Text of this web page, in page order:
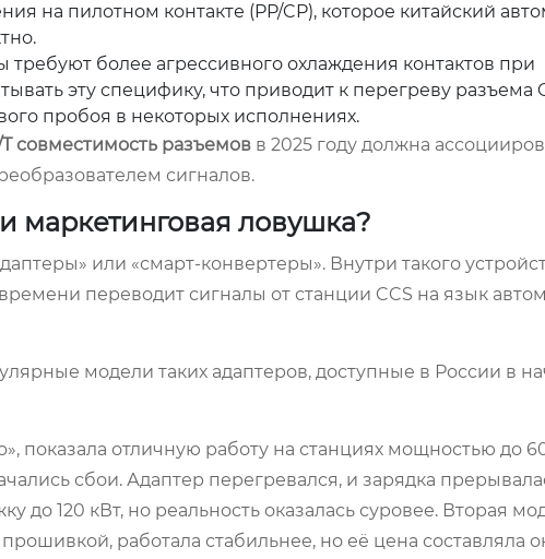
на пилотном контакте (PP/CP), которое китайский
требуют более агрессивного охлаждения контактов при
эту специфику, что приводит к перегреву разъема
пробоя в некоторых исполнениях.
совместимость разъемов в 2025 году должна
сигналов.
маркетинговая ловушка?
или «смарт-конвертеры». Внутри такого
переводит сигналы от станции CCS на язык
модели таких адаптеров, доступные в России в
показала отличную работу на станциях мощностью до
сбои. Адаптер перегревался, и зарядка
до 120 кВт, но реальность оказалась суровее. Вторая
работала стабильнее, но её цена составляла